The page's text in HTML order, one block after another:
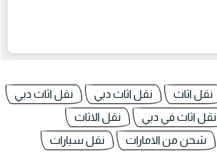
نقل اثاث نقل اثاث دبي
نقل اثاث دبي
نقل اثاث في دبي
نقل الاثاث
شحن من الامارات
نقل سيارات